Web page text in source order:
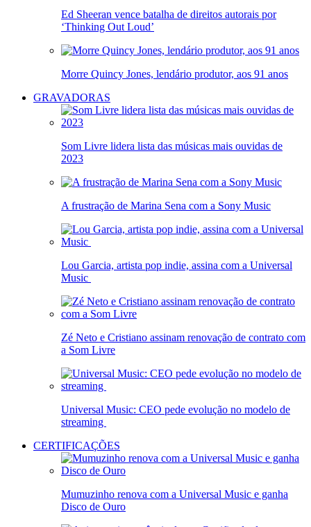
Ed Sheeran vence batalha de direitos autorais por
‘Thinking Out Loud’
Morre Quincy Jones, lendário produtor, aos 91 anos
GRAVADORAS
Som Livre lidera lista das músicas mais ouvidas de
2023
A frustração de Marina Sena com a Sony Music
Lou Garcia, artista pop indie, assina com a Universal
Music
Zé Neto e Cristiano assinam renovação de contrato com
a Som Livre
Universal Music: CEO pede evolução no modelo de
streaming
CERTIFICAÇÕES
Mumuzinho renova com a Universal Music e ganha
Disco de Ouro